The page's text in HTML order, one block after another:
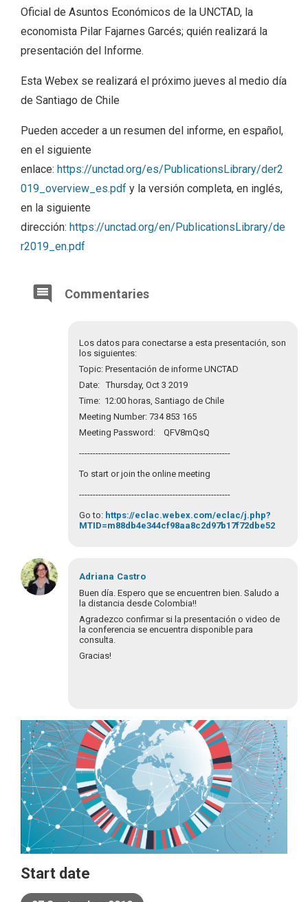
Oficial de Asuntos Económicos de la UNCTAD, la
economista Pilar Fajarnes Garcés; quién realizará la
presentación del Informe.
Esta Webex se realizará el próximo jueves al medio día
de Santiago de Chile
Pueden acceder a un resumen del informe, en español,
en el siguiente
enlace: https://unctad.org/es/PublicationsLibrary/der2
019_overview_es.pdf y la versión completa, en inglés,
en la siguiente
dirección: https://unctad.org/en/PublicationsLibrary/de
r2019_en.pdf
Commentaries
Los datos para conectarse a esta presentación, son
los siguientes:
Topic: Presentación de informe UNCTAD
Date: Thursday, Oct 3 2019
Time: 12:00 horas, Santiago de Chile
Meeting Number: 734 853 165
Meeting Password: QFV8mQsQ
-------------------------------------------------------
To start or join the online meeting
-------------------------------------------------------
Go to: https://eclac.webex.com/eclac/j.php?
MTID=m88db4e344cf98aa8c2d97b17f72dbe52
Adriana Castro
Buen día. Espero que se encuentren bien. Saludo a
la distancia desde Colombia!!
Agradezco confirmar si la presentación o video de
la conferencia se encuentra disponible para
consulta.
Gracias!
Start date